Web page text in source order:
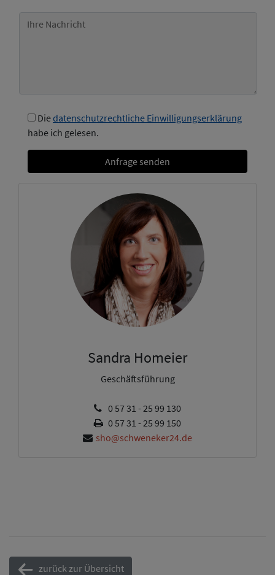
Ihre Nachricht
Diedatenschutzrechtliche Einwilligungserklärung
habe ich gelesen.
Sandra Homeier
Geschäftsführung
0 57 31 - 25 99 130
0 57 31 - 25 99 150
sho@schweneker24.de
zurück zur Übersicht